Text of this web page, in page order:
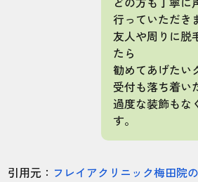
行っていただき
友人や周りに脱
たら
勧めてあげたい
受付も落ち着い
過度な装飾もな
す。
引用元： フレイアクリニック梅田院